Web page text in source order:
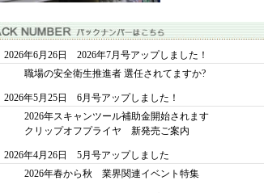
2026年6月26日 2026年7月号アップしました！
職場の安全衛生推進者 選任されてますか?
2026年5月25日 6月号アップしました！
2026年スキャンツール補助金開始されます
クリップオフプライヤ 新発売ご案内
2026年4月26日 5月号アップしました
2026年春から秋 業界関連イベント特集